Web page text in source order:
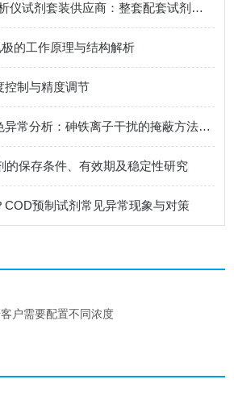
2026E+H 硅表分析仪试剂套装供应商：整套配套试剂，适配电厂在线监测场景
的工作原理与结构解析
控制与精度调节
总磷预制试剂显色异常分析：砷铁离子干扰的掩蔽方法与质控样验证
的保存条件、有效期及稳定性研究
COD预制试剂常见异常现象与对策
户需要配置不同浓度